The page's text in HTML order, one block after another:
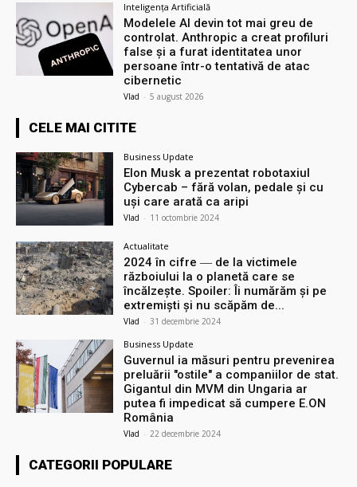
Inteligența Artificială
Modelele AI devin tot mai greu de
controlat. Anthropic a creat profiluri
false și a furat identitatea unor
persoane într-o tentativă de atac
cibernetic
Vlad - 5 august 2026
CELE MAI CITITE
Business Update
Elon Musk a prezentat robotaxiul
Cyberсab – fără volan, pedale și cu
uși care arată ca aripi
Vlad - 11 octombrie 2024
Actualitate
2024 în cifre ― de la victimele
războiului la o planetă care se
încălzește. Spoiler: Îi numărăm și pe
extremiști și nu scăpăm de...
Vlad - 31 decembrie 2024
Business Update
Guvernul ia măsuri pentru prevenirea
preluării ″ostile″ a companiilor de stat.
Gigantul din MVM din Ungaria ar
putea fi impedicat să cumpere E.ON
România
Vlad - 22 decembrie 2024
CATEGORII POPULARE